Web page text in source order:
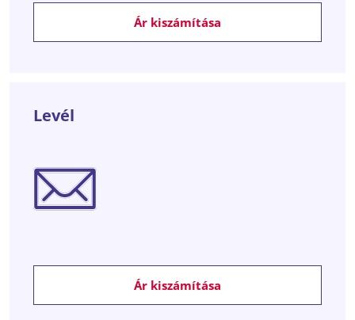
Ár kiszámítása
Levél
Ár kiszámítása